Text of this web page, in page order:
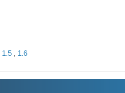
1.5 , 1.6